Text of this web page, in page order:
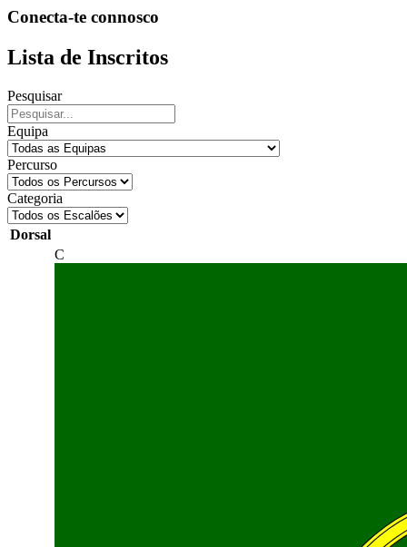
Conecta-te connosco
Lista de Inscritos
Pesquisar
Equipa
Percurso
Categoria
Dorsal
C